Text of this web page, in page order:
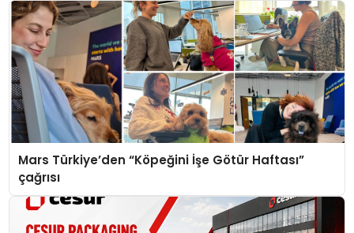
Mars Türkiye’den “Köpeğini İşe Götür Haftası”
çağrısı